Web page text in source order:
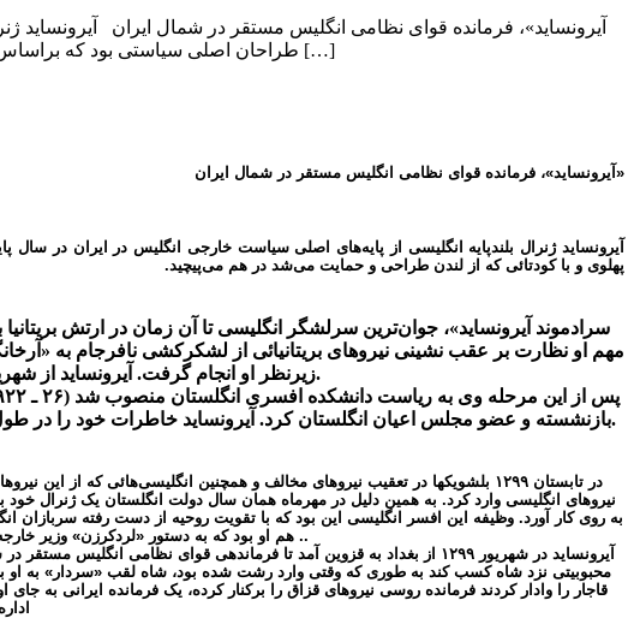
طراحان اصلی سیاستی بود که براساس آن پرونده حاکمیت ۱۵۳ ساله دودمان قاجار باید به دست رضاخان پهلوی و با کودتائی که […]
«آیرونساید»، فرمانده قوای نظامی انگلیس مستقر در شمال ایران
پهلوی و با کودتائی که از لندن طراحی و حمایت می‌شد در هم می‌پیچید.
زیرنظر او انجام گرفت. آیرونساید از شهریور ۱۲۹۹ تا اردیبهشت ۱۳۰۰ مامور خدمت در ایران و هدایت کودتای رضاخان پهلوی بود.
بازنشسته و عضو مجلس اعیان انگلستان کرد. آیرونساید خاطرات خود را در طول دوران خدمت در دفتر یادداشت روزانه‌ای می‌نوشت که بعدها پسرش آن را منتشر کرد. وی در ۱۹۵۹ در ۷۹ سالگی درگذشت.
در تابستان ۱۲۹۹ بلشویکها در تعقیب نیروهای مخالف و همچنین انگلیسی‌هائی
نیروهای انگلیسی وارد کرد. به همین دلیل در مهرماه همان سال دولت انگلستان یک ژنرال خود
به روی کار آورد. وظیفه این افسر انگلیسی این بود که با تقویت روحیه از دست رفته سربازان
. هم او بود که به دستور «لردکرزن» وزیر خارجه وقت انگلستان و همراهی«نورمن» سفیر آن کشور در تهران نقشه کودتای رضاخان را به اجرا در‌آورد.
آیرونساید در شهریور ۱۲۹۹ از بغداد به قزوین آمد تا فرماندهی قوای
محبوبیتی نزد شاه کسب کند به طوری که وقتی وارد رشت شده بود، شاه لقب «سردار» به او
قاجار را وادار کردند فرمانده روسی نیروهای قزاق را برکنار کرده، یک فرمانده ایرانی